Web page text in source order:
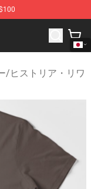
On Titan
/ ヒストリア・リワ